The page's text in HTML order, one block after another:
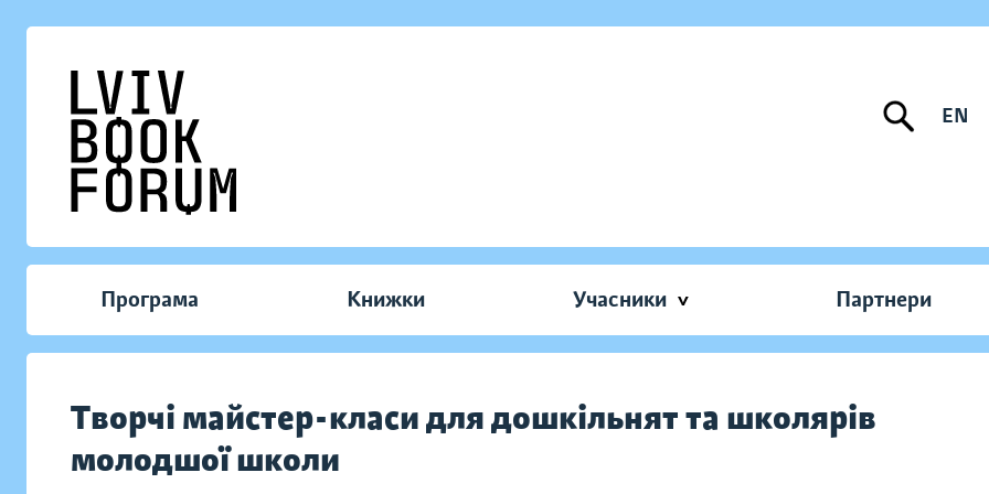
EN
Програма Книжки Учасники Партнери
Творчі майстер-класи для дошкільнят та школярів
молодшої школи